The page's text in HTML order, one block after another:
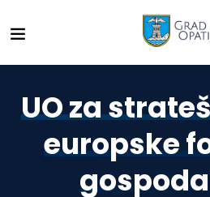
UO za
europske